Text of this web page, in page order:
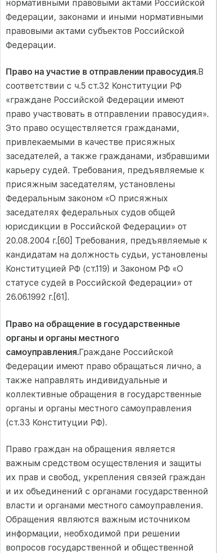
нормативными правовыми актами Российской
Федерации, законами и иными нормативными
правовыми актами субъектов Российской
Федерации.
Право на участие в отправлении правосудия.В
соответствии с ч.5 ст.32 Конституции РФ
«граждане Российской Федерации имеют
право участвовать в отправлении правосудия».
Это право осуществляется гражданами,
привлекаемыми в качестве присяжных
заседателей, а также гражданами, избравшими
карьеру судей. Требования, предъявляемые к
присяжным заседателям, установлены
Федеральным законом «О присяжных
заседателях федеральных судов общей
юрисдикции в Российской Федерации» от
20.08.2004 г.[60] Требования, предъявляемые к
кандидатам на должность судьи, установлены
Конституцией РФ (ст.119) и Законом РФ «О
статусе судей в Российской Федерации» от
26.06.1992 г.[61].
Право на обращение в государственные
органы и органы местного
самоуправления.Граждане Российской
Федерации имеют право обращаться лично, а
также направлять индивидуальные и
коллективные обращения в государственные
органы и органы местного самоуправления
(ст.33 Конституции РФ).
Право граждан на обращения является
важным средством осуществления и защиты
их прав и свобод, укрепления связей граждан
и их объединений с органами государственной
власти и органами местного самоуправления.
Обращения являются важным источником
информации, необходимой при решении
вопросов государственной и общественной